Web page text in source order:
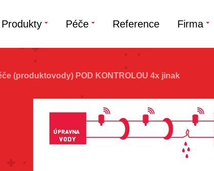
Produkty Péče Reference Firma
(produktovody) POD KONTROLOU 4x jinak